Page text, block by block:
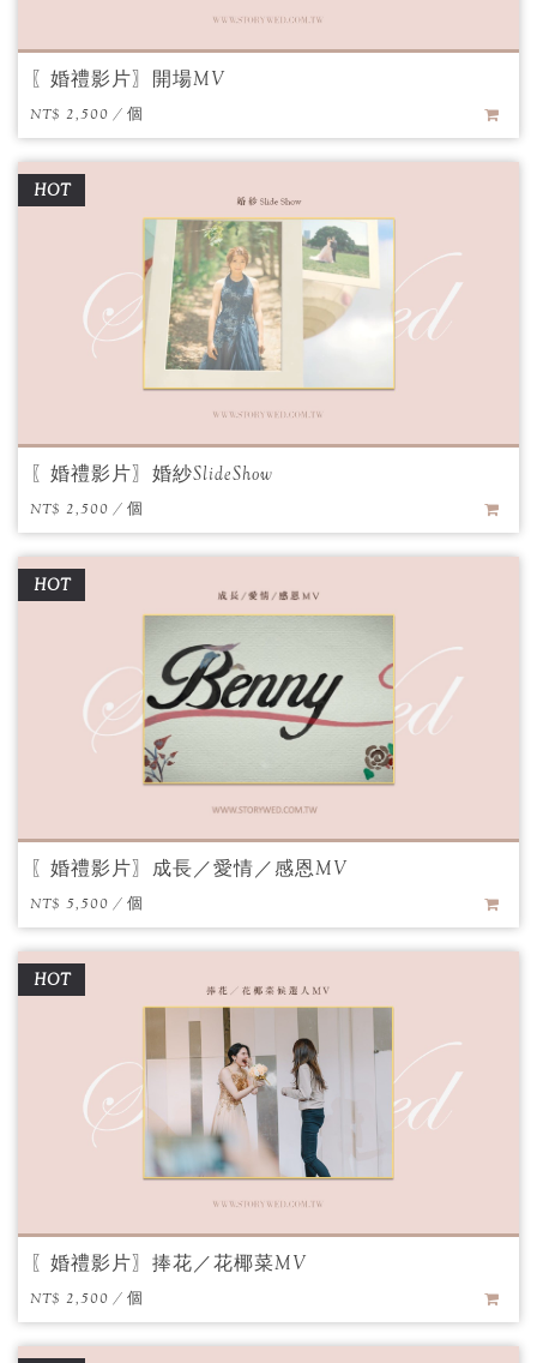
〖婚禮影片〗開場MV
NT$ 2,500 / 個
HOT
〖婚禮影片〗婚紗SlideShow
NT$ 2,500 / 個
HOT
〖婚禮影片〗成長／愛情／感恩MV
NT$ 5,500 / 個
HOT
〖婚禮影片〗捧花／花椰菜MV
NT$ 2,500 / 個